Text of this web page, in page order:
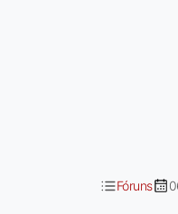
Fóruns